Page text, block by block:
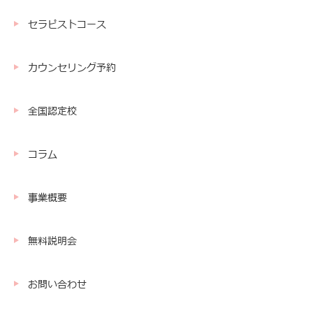
セラピストコース
カウンセリング予約
全国認定校
コラム
事業概要
無料説明会
お問い合わせ